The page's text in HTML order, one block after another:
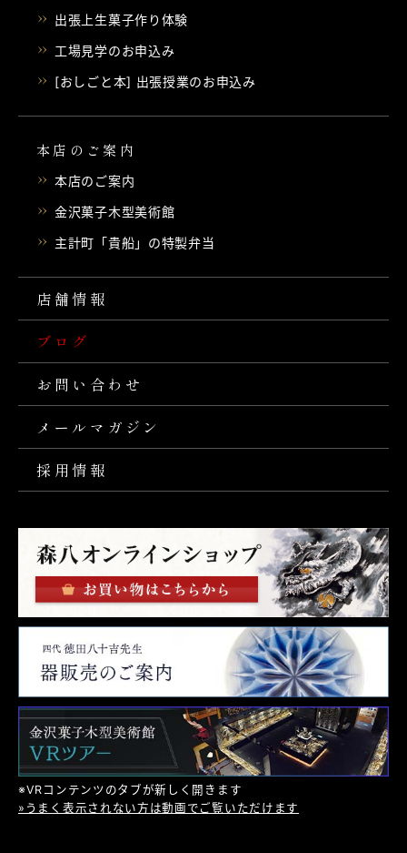
出張上生菓子作り体験
工場見学のお申込み
[おしごと本] 出張授業のお申込み
本店のご案内
本店のご案内
金沢菓子木型美術館
主計町「貴船」の特製弁当
店舗情報
ブログ
お問い合わせ
メールマガジン
採用情報
※VRコンテンツのタブが新しく開きます
»うまく表示されない方は動画でご覧いただけます